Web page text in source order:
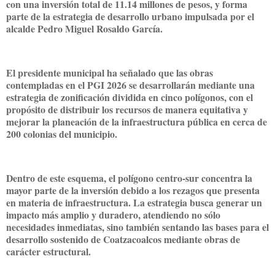
con una inversión total de 11.14 millones de pesos, y forma
parte de la estrategia de desarrollo urbano impulsada por el
alcalde Pedro Miguel Rosaldo García.
El presidente municipal ha señalado que las obras
contempladas en el PGI 2026 se desarrollarán mediante una
estrategia de zonificación dividida en cinco polígonos, con el
propósito de distribuir los recursos de manera equitativa y
mejorar la planeación de la infraestructura pública en cerca de
200 colonias del municipio.
Dentro de este esquema, el polígono centro-sur concentra la
mayor parte de la inversión debido a los rezagos que presenta
en materia de infraestructura. La estrategia busca generar un
impacto más amplio y duradero, atendiendo no sólo
necesidades inmediatas, sino también sentando las bases para el
desarrollo sostenido de Coatzacoalcos mediante obras de
carácter estructural.